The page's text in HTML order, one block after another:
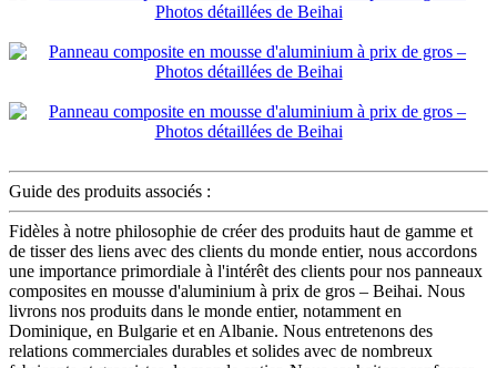
Guide des produits associés :
Fidèles à notre philosophie de créer des produits haut de gamme et
de tisser des liens avec des clients du monde entier, nous accordons
une importance primordiale à l'intérêt des clients pour nos panneaux
composites en mousse d'aluminium à prix de gros – Beihai. Nous
livrons nos produits dans le monde entier, notamment en
Dominique, en Bulgarie et en Albanie. Nous entretenons des
relations commerciales durables et solides avec de nombreux